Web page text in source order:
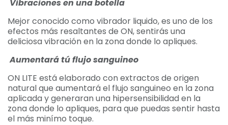
Vibraciones en una botella
Mejor conocido como vibrador liquido, es uno de los
efectos más resaltantes de ON, sentirás una
deliciosa vibración en la zona donde lo apliques.
Aumentará tú flujo sanguineo
ON LITE está elaborado con extractos de origen
natural que aumentará el flujo sanguineo en la zona
aplicada y generaran una hipersensibilidad en la
zona donde lo apliques, para que puedas sentir hasta
el más minímo toque.